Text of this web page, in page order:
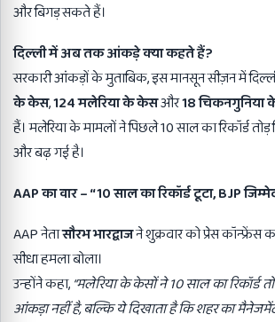
और बिगड़ सकते हैं।
दिल्ली में अब तक आंकड़े क्या कहते हैं?
सरकारी आंकड़ों के मुताबिक, इस मानसून सीज़न में
के केस,124मलेरिया के केसऔर18चिकनगुनिया
हैं। मलेरिया के मामलों ने पिछले 10 साल का रिकॉर्ड तोड़
और बढ़ गई है।
AAPका वार– “10साल का रिकॉर्ड टूटा, BJP
AAP नेतासौरभ भारद्वाजने शुक्रवार को प्रेस कॉन्फ्रेंस
सीधा हमला बोला।
उन्होंने कहा, “मलेरिया के केसों ने 10साल का रिकॉर्ड
आंकड़ा नहीं है,बल्कि ये दिखाता है कि शहर का